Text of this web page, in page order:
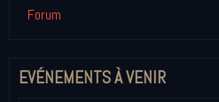
Forum
EVÉNEMENTS À VENIR